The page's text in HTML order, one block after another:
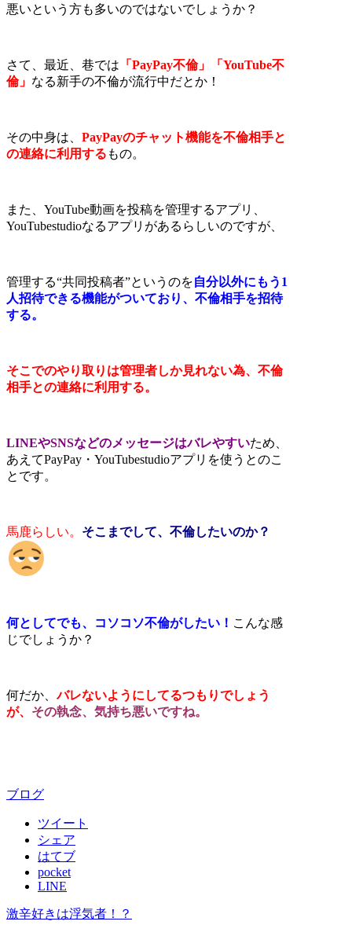
悪いという方も多いのではないでしょうか？
さて、最近、巷では 「PayPay不倫」「YouTube不
倫」 なる新手の不倫が流行中だとか！
その中身は、 PayPayのチャット機能を不倫相手と
の連絡に利用する もの。
また、YouTube動画を投稿を管理するアプリ、
YouTubestudioなるアプリがあるらしいのですが、
管理する“共同投稿者”というのを自分以外にもう1
人招待できる機能がついており、不倫相手を招待
する。
そこでのやり取りは管理者しか見れない為、不倫
相手との連絡に利用する。
LINEやSNSなどのメッセージはバレやすいため、
あえてPayPay・YouTubestudioアプリを使うとのこ
とです。
馬鹿らしい。 そこまでして、不倫したいのか？
何としてでも、コソコソ不倫がしたい！ こんな感
じでしょうか？
何だか、バレないようにしてるつもりでしょう
が、 その執念、気持ち悪いですね。
ブログ
ツイート
シェア
はてブ
pocket
LINE
激辛好きは浮気者！？